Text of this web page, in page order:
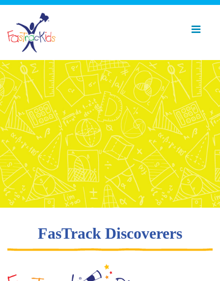
FasTrack Discoverers